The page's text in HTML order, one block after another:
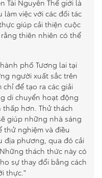
Tài Nguyên Thế giới là
việc với các đối tác
giúp cải thiện cuộc
thiên nhiên có thể
phố Tương lai tại
người xuất sắc trên
để tạo ra các giải
di chuyển hoạt động
hơn. Thử thách
giúp những nhà sáng
thử nghiệm và điều
địa phương, qua đó cải
thách thức này có
sự thay đổi bằng cách
thực."